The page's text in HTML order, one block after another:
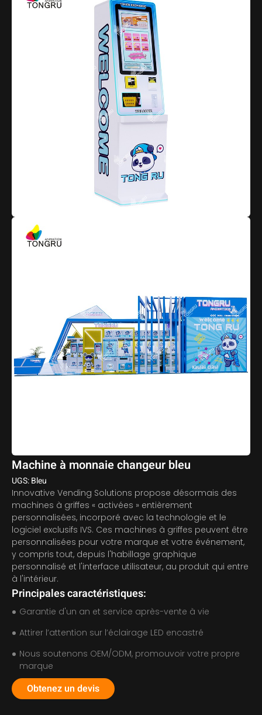
Machine à monnaie changeur bleu
UGS: Bleu
Innovative Vending Solutions propose désormais des
machines à griffes « activées » entièrement
personnalisées, incorporé avec la technologie et le
logiciel exclusifs IVS. Ces machines à griffes peuvent être
personnalisées pour votre marque et votre événement,
y compris tout, depuis l'habillage graphique
personnalisé et l'interface utilisateur, au produit qui entre
à l'intérieur.
Principales caractéristiques:
Garantie d'un an et service après-vente à vie
Attirer l’attention sur l’éclairage LED encastré
Nous soutenons OEM/ODM, promouvoir votre propre
marque
Obtenez un devis